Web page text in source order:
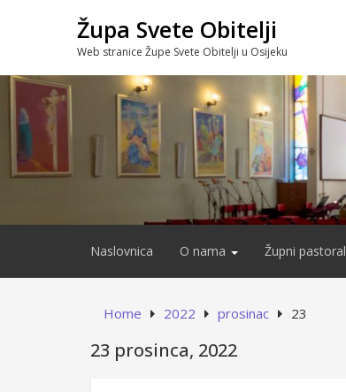
Župa Svete Obitelji
Web stranice Župe Svete Obitelji u Osijeku
Naslovnica O nama Župni pastoral
Home 2022 prosinac 23
23 prosinca, 2022